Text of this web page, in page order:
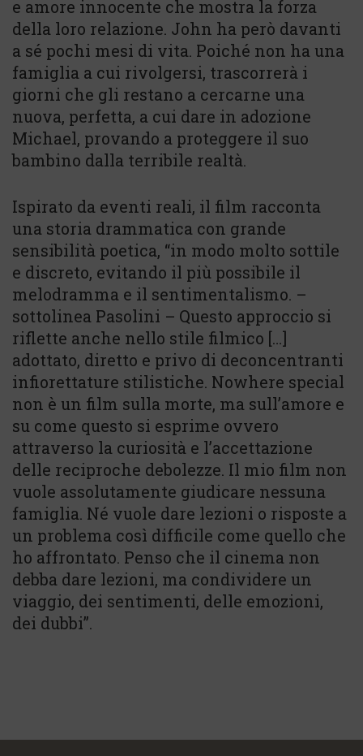
e amore innocente che mostra la forza
della loro relazione. John ha però davanti
a sé pochi mesi di vita. Poiché non ha una
famiglia a cui rivolgersi, trascorrerà i
giorni che gli restano a cercarne una
nuova, perfetta, a cui dare in adozione
Michael, provando a proteggere il suo
bambino dalla terribile realtà.
Ispirato da eventi reali, il film racconta
una storia drammatica con grande
sensibilità poetica, “in modo molto sottile
e discreto, evitando il più possibile il
melodramma e il sentimentalismo. –
sottolinea Pasolini – Questo approccio si
riflette anche nello stile filmico […]
adottato, diretto e privo di deconcentranti
infiorettature stilistiche. Nowhere special
non è un film sulla morte, ma sull’amore e
su come questo si esprime ovvero
attraverso la curiosità e l’accettazione
delle reciproche debolezze. Il mio film non
vuole assolutamente giudicare nessuna
famiglia. Né vuole dare lezioni o risposte a
un problema così difficile come quello che
ho affrontato. Penso che il cinema non
debba dare lezioni, ma condividere un
viaggio, dei sentimenti, delle emozioni,
dei dubbi”.